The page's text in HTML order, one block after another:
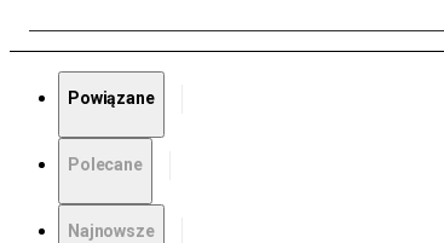
Powiązane
Polecane
Najnowsze